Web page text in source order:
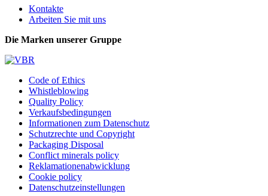
Kontakte
Arbeiten Sie mit uns
Die Marken unserer Gruppe
Code of Ethics
Whistleblowing
Quality Policy
Verkaufsbedingungen
Informationen zum Datenschutz
Schutzrechte und Copyright
Packaging Disposal
Conflict minerals policy
Reklamationenabwicklung
Cookie policy
Datenschutzeinstellungen